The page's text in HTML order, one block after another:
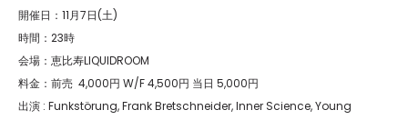
開催日：11月7日(土)
時間：23時
会場：恵比寿LIQUIDROOM
料金：前売 4,000円 W/F 4,500円 当日 5,000円
出演 : Funkstörung, Frank Bretschneider, Inner Science, Young